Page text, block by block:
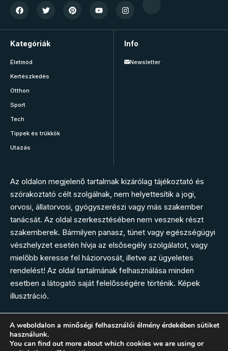
Kategóriák
Életmód
Kertészkedés
Otthon
Sport
Tech
Tippek és trükkök
Utazás
Info
Newsletter
Az oldalon megjelenő tartalmak kizárólag tájékoztató és
szórakoztató célt szolgálnak, nem helyettesítik a jogi,
orvosi, állatorvosi, gyógyszerészi vagy más szakember
tanácsát. Az oldal szerkesztésében nem vesznek részt
szakemberek. Bármilyen panasz, tünet vagy egészségügyi
vészhelyzet esetén hívja az elsősegély szolgálatot, vagy
mielőbb keresse fel háziorvosát, illetve az ügyeletes
rendelést! Az oldal tartalmának felhasználása minden
esetben a látogató saját felelősségére történik. Képek
illusztráció.
Kövess minket
A weboldalon a minőségi felhasználói élmény érdekében sütiket
használunk.
You can find out more about which cookies we are using or